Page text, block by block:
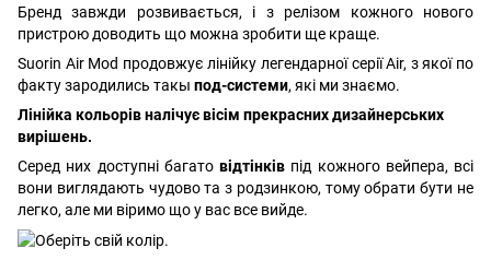
Бренд завжди розвивається, і з релізом кожного нового
пристрою доводить що можна зробити ще краще.
Suorin Air Mod продовжує лінійку легендарної серії Air, з якої по
факту зародились такы под-системи, які ми знаємо.
Лінійка кольорів налічує вісім прекрасних дизайнерських
вирішень.
Серед них доступні багато відтінків під кожного вейпера, всі
вони виглядають чудово та з родзинкою, тому обрати бути не
легко, але ми віримо що у вас все вийде.